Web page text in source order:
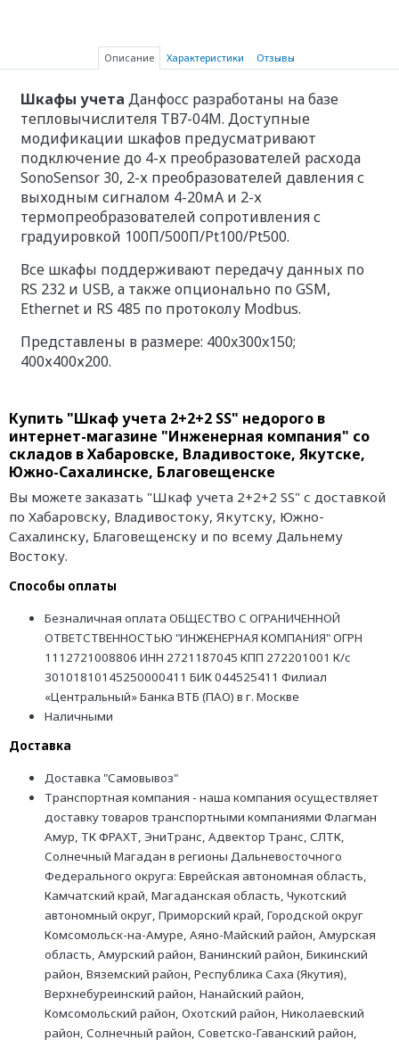
Описание Характеристики Отзывы
Шкафы учета Данфосс разработаны на базе
тепловычислителя ТВ7-04M. Доступные
модификации шкафов предусматривают
подключение до 4-х преобразователей расхода
SonoSensor 30, 2-х преобразователей давления с
выходным сигналом 4-20мА и 2-х
термопреобразователей сопротивления с
градуировкой 100П/500П/Pt100/Pt500.
Все шкафы поддерживают передачу данных по
RS 232 и USB, а также опционально по GSM,
Ethernet и RS 485 по протоколу Modbus.
Представлены в размере: 400x300x150;
400х400х200.
Купить "Шкаф учета 2+2+2 SS" недорого в
интернет-магазине "Инженерная компания" со
складов в Хабаровске, Владивостоке, Якутске,
Южно-Сахалинске, Благовещенске
Вы можете заказать "Шкаф учета 2+2+2 SS" с доставкой
по Хабаровску, Владивостоку, Якутску, Южно-
Сахалинску, Благовещенску и по всему Дальнему
Востоку.
Способы оплаты
Безналичная оплата ОБЩЕСТВО С ОГРАНИЧЕННОЙ
ОТВЕТСТВЕННОСТЬЮ "ИНЖЕНЕРНАЯ КОМПАНИЯ" ОГРН
1112721008806 ИНН 2721187045 КПП 272201001 К/с
30101810145250000411 БИК 044525411 Филиал
«Центральный» Банка ВТБ (ПАО) в г. Москве
Наличными
Доставка
Доставка "Самовывоз"
Транспортная компания - наша компания осуществляет
доставку товаров транспортными компаниями Флагман
Амур, ТК ФРАХТ, ЭниТранс, Адвектор Транс, СЛТК,
Солнечный Магадан в регионы Дальневосточного
Федерального округа: Еврейская автономная область,
Камчатский край, Магаданская область, Чукотский
автономный округ, Приморский край, Городской округ
Комсомольск-на-Амуре, Аяно-Майский район, Амурская
область, Амурский район, Ванинский район, Бикинский
район, Вяземский район, Республика Саха (Якутия),
Верхнебуреинский район, Нанайский район,
Комсомольский район, Охотский район, Николаевский
район, Солнечный район, Советско-Гаванский район,